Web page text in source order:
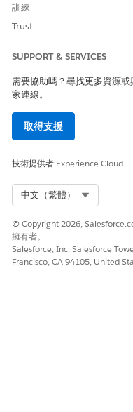
訓練
Trust
SUPPORT & SERVICES
需要協助嗎？尋找更多資源或
家連線。
取得支援
技術提供者 Experience Cloud
中文（繁體）
© Copyright 2026,
擁有者。
Salesforce, Inc. Salesforce
Francisco, CA 94105, United